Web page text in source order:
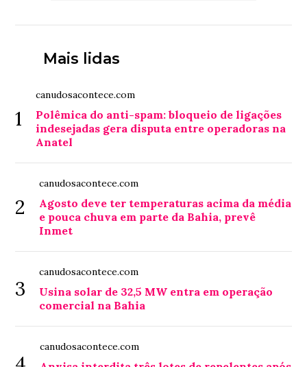
Mais lidas
1
canudosacontece.com
Polêmica do anti-spam: bloqueio de ligações
indesejadas gera disputa entre operadoras na
Anatel
2
canudosacontece.com
Agosto deve ter temperaturas acima da média
e pouca chuva em parte da Bahia, prevê
Inmet
3
canudosacontece.com
Usina solar de 32,5 MW entra em operação
comercial na Bahia
canudosacontece.com